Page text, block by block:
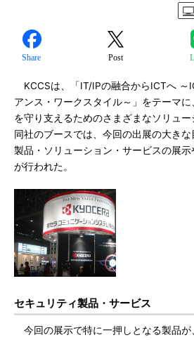
Share Post
KCCSは、「IT/IPの融合からICTへ ～
アンス・ワークスタイル～」をテーマに
を守り支えるためのさまざまなソリュー
同社のブースでは、今回の出展の大き
製品・ソリューション・サービスの展
が行われた。
セキュリティ製品・サービス
今回の展示で特に一押しとなる製品